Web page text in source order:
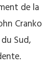
de la
Cranko
Sud,